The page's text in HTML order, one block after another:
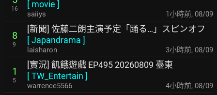
16
[ movie ]
saiiys 1小時前, 08/09
8
9
[新聞] 佐藤二朗主演予定「踊る…」スピンオフ
[Japandrama ]
laisharon 3小時前, 08/09
1
5
[實況] 飢餓遊戲 EP495 20260809 臺東
[TW_Entertain ]
warrence5566 4小時前, 08/09